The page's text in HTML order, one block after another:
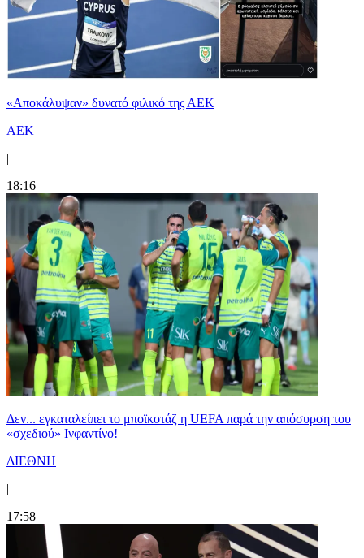
«Αποκάλυψαν» δυνατό φιλικό της ΑΕΚ
ΑΕΚ
|
18:16
Δεν... εγκαταλείπει το μποϊκοτάζ η UEFA παρά την απόσυρση του
«σχεδιού» Ινφαντίνο!
ΔΙΕΘΝΗ
|
17:58